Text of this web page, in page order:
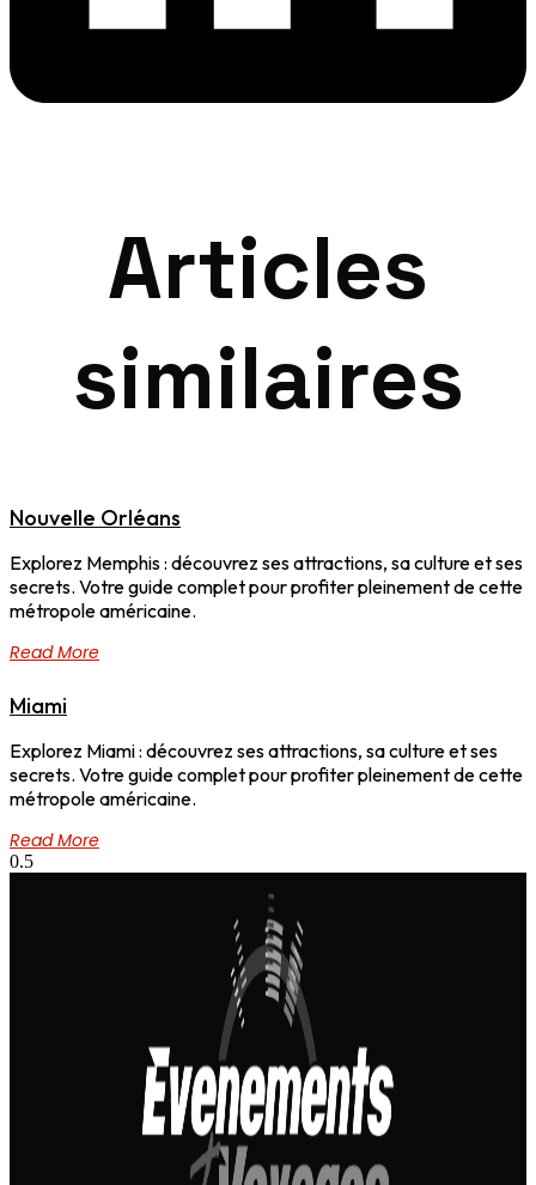
Articles
similaires
Nouvelle Orléans
Explorez Memphis : découvrez ses attractions, sa culture et ses
secrets. Votre guide complet pour profiter pleinement de cette
métropole américaine.
Read More
Miami
Explorez Miami : découvrez ses attractions, sa culture et ses
secrets. Votre guide complet pour profiter pleinement de cette
métropole américaine.
Read More